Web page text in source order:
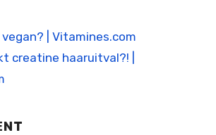
| Vitamines.com
creatine haaruitval?! |